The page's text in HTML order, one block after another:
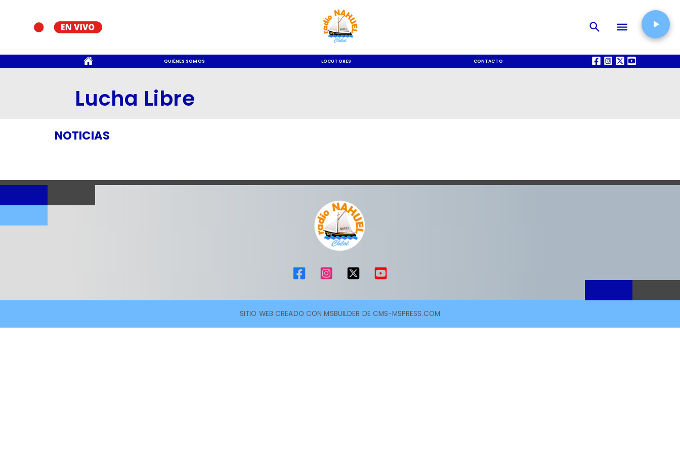
QUIÉNES SOMOS LOCUTORES CONTACTO QUIÉNES SOMOS
Lucha Libre
NOTICIAS
SITIO WEB CREADO CON MSBUILDER DE CMS-MSPRESS.COM